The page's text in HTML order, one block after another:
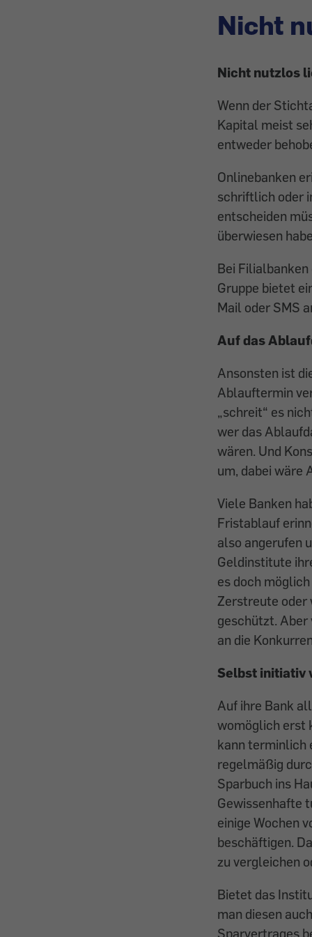
Nicht
Nicht nutzlos
Wenn der
Kapital meist
entweder
Onlinebanken
schriftlich oder
entscheiden
überwiesen
Bei
Gruppe bietet
Mail oder SMS
Auf das
Ansonsten ist
Ablauftermin
„schreit“ es
wer das
wären. Und
um, dabei wäre
Viele Banken
Fristablauf
also angerufen
Geldinstitute
es doch
Zerstreute oder
geschützt. Aber
an die
Selbst initiativ
Auf ihre Bank
womöglich erst
kann terminlich
regelmäßig
Sparbuch ins
Gewissenhafte
einige Wochen
beschäftigen.
zu vergleichen
Bietet das
man diesen
Sparvertrages